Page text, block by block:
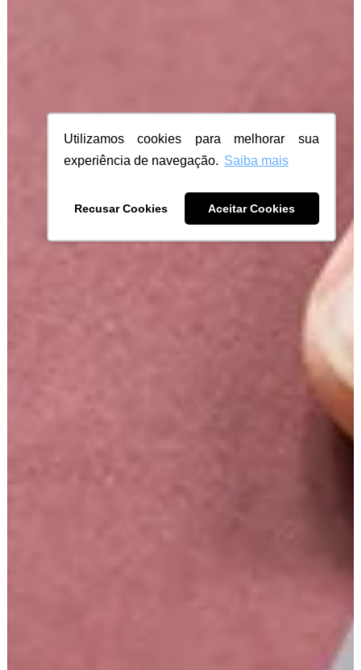
Utilizamos cookies para melhorar sua
experiência de navegação. Saiba mais
Recusar Cookies Aceitar Cookies